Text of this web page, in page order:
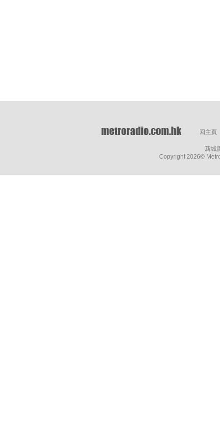
回主頁
新城
Copyright 2026©